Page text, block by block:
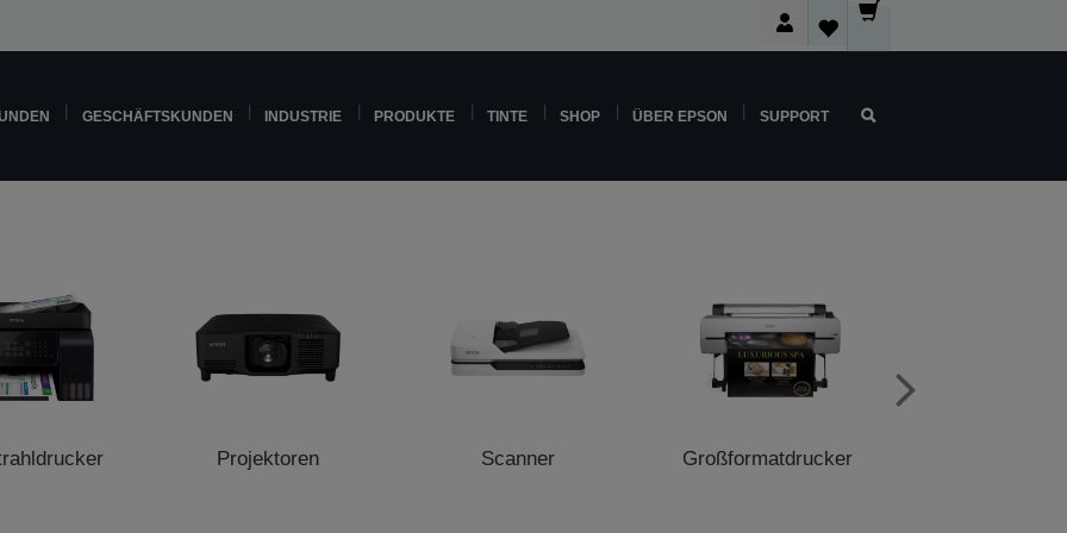
GESCHÄFTSKUNDEN INDUSTRIE PRODUKTE TINTE SHOP ÜBER EPSON SUPPORT
Projektoren Scanner Großformatdrucker